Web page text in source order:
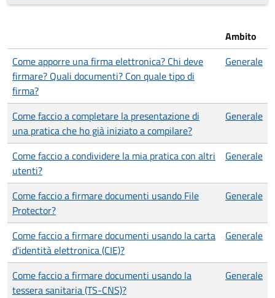
Ambito
Come apporre una firma elettronica? Chi deve
firmare? Quali documenti? Con quale tipo di
firma?
Generale
Come faccio a completare la presentazione di
una pratica che ho già iniziato a compilare?
Generale
Come faccio a condividere la mia pratica con altri
utenti?
Generale
Come faccio a firmare documenti usando File
Protector?
Generale
Come faccio a firmare documenti usando la carta
d'identità elettronica (CIE)?
Generale
Come faccio a firmare documenti usando la
tessera sanitaria (TS-CNS)?
Generale